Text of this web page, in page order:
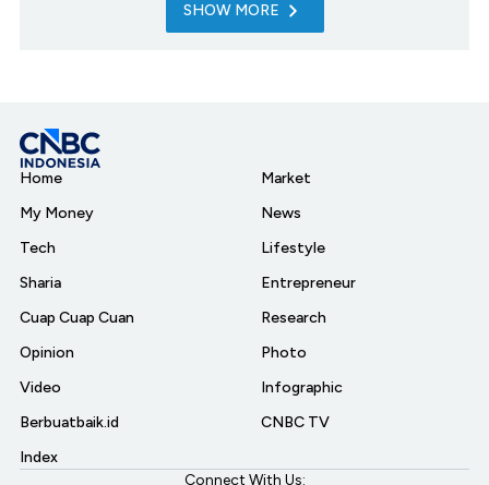
SHOW MORE
Home
My Money
Tech
Sharia
Cuap Cuap Cuan
Opinion
Video
Berbuatbaik.id
Index
Market
News
Lifestyle
Entrepreneur
Research
Photo
Infographic
CNBC TV
Connect With Us: